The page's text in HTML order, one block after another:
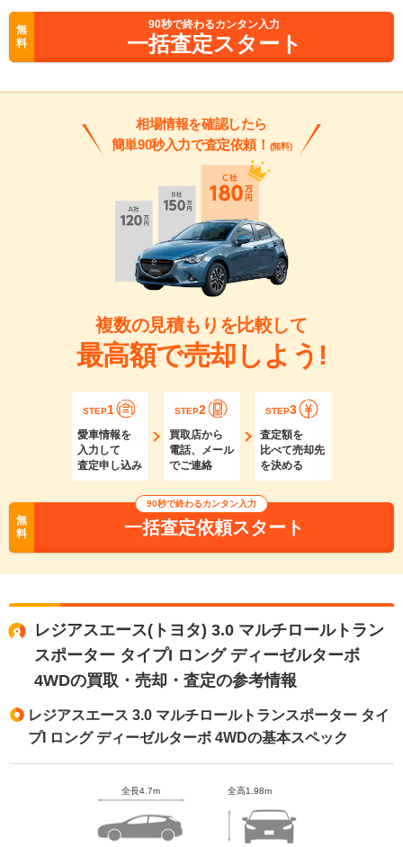
無
料
90秒で終わるカンタン入力
一括査定スタート
相場情報を確認したら
簡単90秒入力で査定依頼！ (無料)
複数の見積もりを比較して
最高額で売却しよう!
STEP1
愛車情報を
入力して
査定申し込み
STEP2
買取店から
電話、メール
でご連絡
STEP3
査定額を
比べて売却先
を決める
無
料
90秒で終わるカンタン入力
一括査定依頼スタート
レジアスエース(トヨタ) 3.0 マルチロールトラン
スポーター タイプI ロング ディーゼルターボ
4WDの買取・売却・査定の参考情報
レジアスエース 3.0 マルチロールトランスポーター タイ
プI ロング ディーゼルターボ 4WDの基本スペック
全長4.7m 全高1.98m